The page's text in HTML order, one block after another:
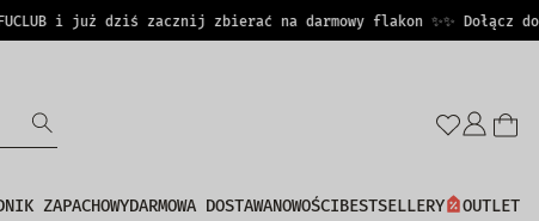
i już dziś zacznij zbierać na darmowy flakon ✨✨ Dołącz do
ZAPACHOWYDARMOWA DOSTAWANOWOŚCIBESTSELLERY OUTLET